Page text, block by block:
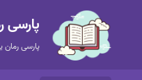
پارسی
پارسی رمان